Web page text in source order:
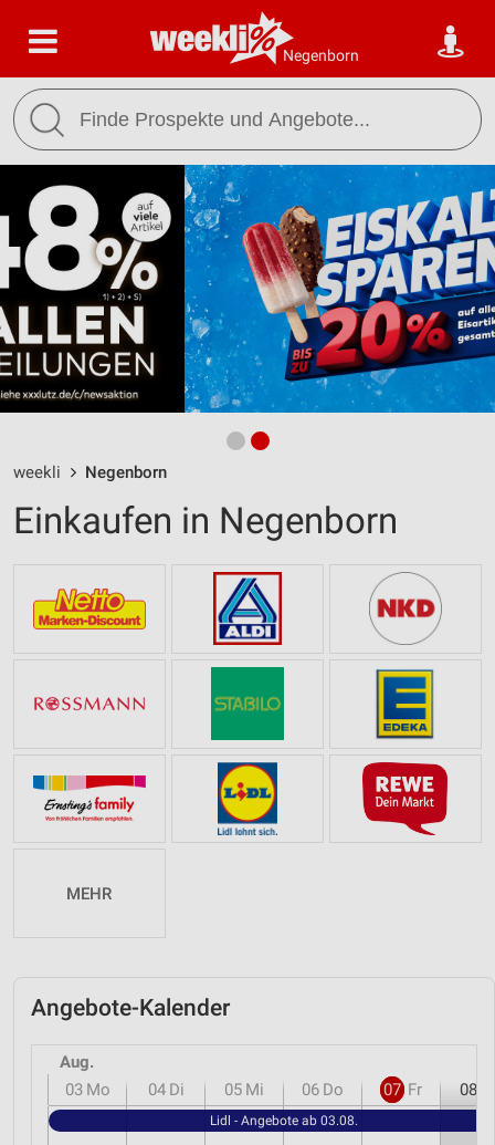
Negenborn
weekli Negenborn
Einkaufen in Negenborn
MEHR
Angebote-Kalender
Aug.
03 Mo 04 Di 05 Mi 06 Do 07 Fr 08
Lidl - Angebote ab 03.08.